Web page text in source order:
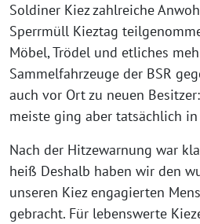
Soldiner Kiez zahlreiche
Sperrmüll Kieztag
Möbel, Trödel und etliches
Sammelfahrzeuge der BSR
auch vor Ort zu neuen
meiste ging aber tatsächlich
Nach der Hitzewarnung war
heiß Deshalb haben wir den
unseren Kiez engagierten
gebracht. Für lebenswerte